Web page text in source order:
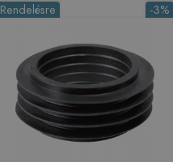
-3%
Rendelésre